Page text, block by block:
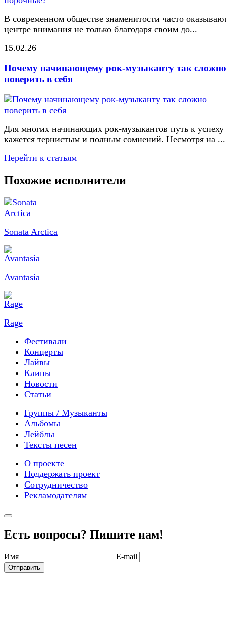
В современном обществе знаменитости часто
центре внимания не только благодаря своим до...
15.02.26
Почему начинающему рок-музыканту так сложно
поверить в себя
Для многих начинающих рок-музыкантов путь к успеху
кажется тернистым и полным сомнений. Несмотря на ...
Перейти к статьям
Похожие исполнители
Sonata Arctica
Avantasia
Rage
Фестивали
Концерты
Лайвы
Клипы
Новости
Статьи
Группы / Музыканты
Альбомы
Лейблы
Тексты песен
О проекте
Поддержать проект
Сотрудничество
Рекламодателям
Есть вопросы? Пишите нам!
Имя E-mail